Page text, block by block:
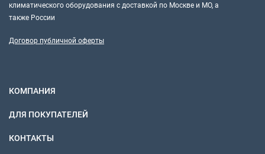
климатического оборудования с доставкой по Москве и МО, а
также России
Договор публичной оферты
КОМПАНИЯ
ДЛЯ ПОКУПАТЕЛЕЙ
КОНТАКТЫ